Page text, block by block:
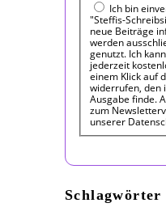
Ich bin
"Steffis-
neue Beiträge
werden
genutzt. Ich
jederzeit
einem Klick auf
widerrufen, den
Ausgabe finde.
zum
unserer
Schlagwörter